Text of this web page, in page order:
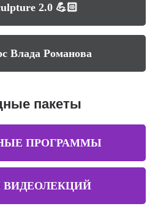
2.0 💪🏻
Влада Романова
пакеты
ПРОГРАММЫ